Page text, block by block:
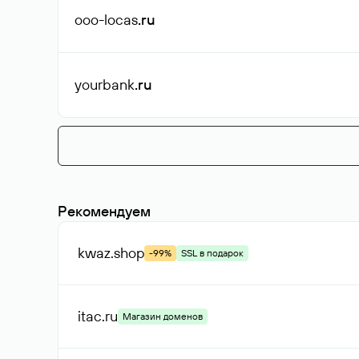
ooo-locas.ru
yourbank.ru
Рекомендуем
kwaz.shop -99% SSL в подарок
itac.ru Магазин доменов